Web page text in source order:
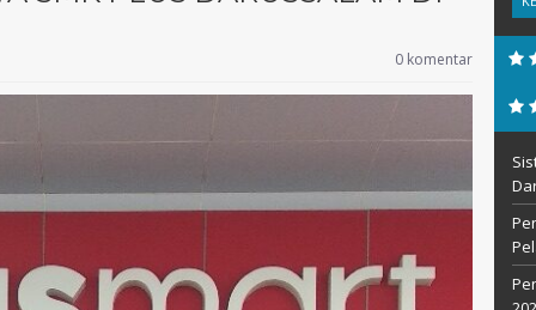
0 komentar